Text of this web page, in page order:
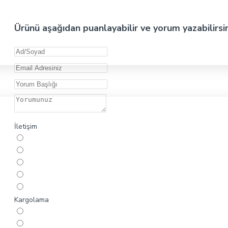
Ürünü aşağıdan puanlayabilir ve yorum
İletişim
Kargolama